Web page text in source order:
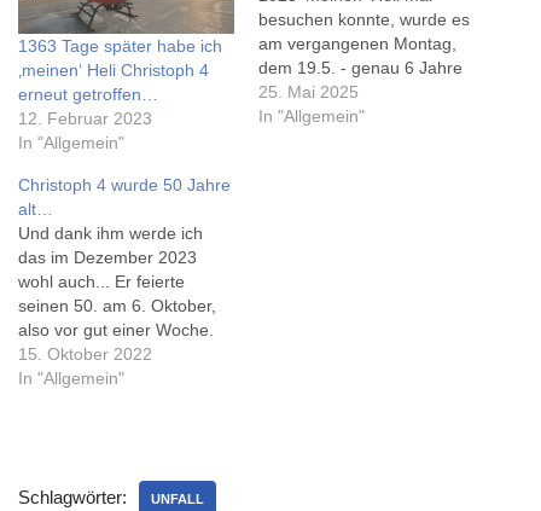
1363 Tage später habe ich
‚meinen‘ Heli Christoph 4
erneut getroffen…
12. Februar 2023
In "Allgemein"
besuchen konnte, wurde es
am vergangenen Montag,
dem 19.5. - genau 6 Jahre
nach dem Unfall - wurde es
noch ein wenig verrückter.
25. Mai 2025
In "Allgemein"
Christoph 4 wurde 50 Jahre
alt…
Und dank ihm werde ich
das im Dezember 2023
wohl auch... Er feierte
seinen 50. am 6. Oktober,
also vor gut einer Woche.
Ich komme erst jetzt dazu,
das mal in einen
Foto zu verwenden, als
15. Oktober 2022
In "Allgemein"
Schlagwörter: UNFALL